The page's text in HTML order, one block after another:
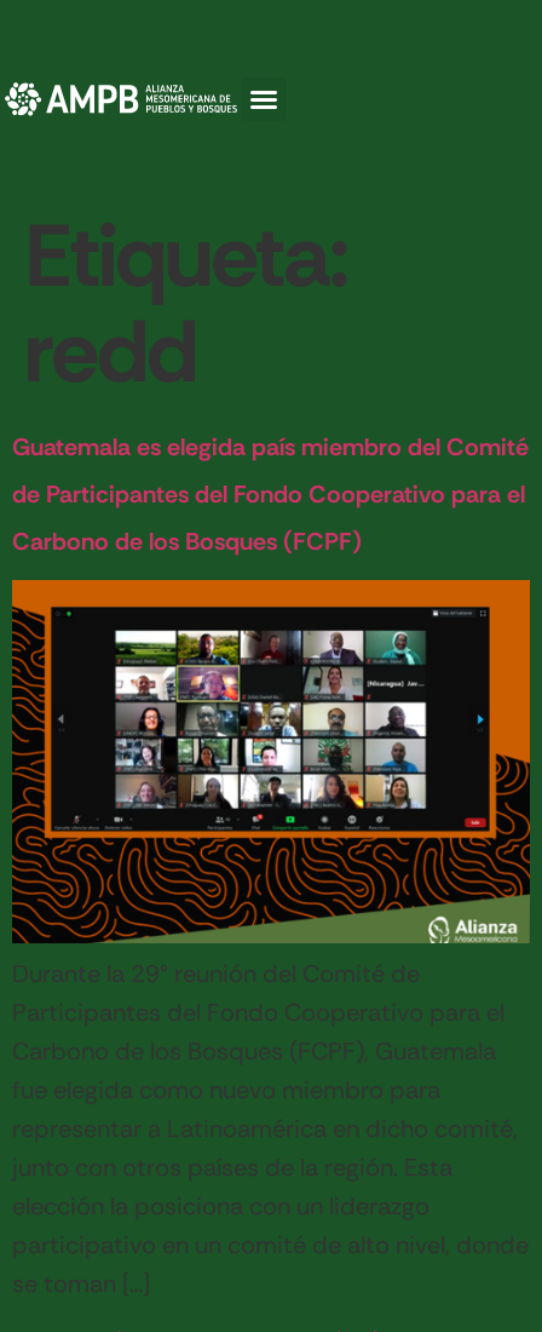
Etiqueta:
redd
Guatemala es elegida país miembro del Comité
de Participantes del Fondo Cooperativo para el
Carbono de los Bosques (FCPF)
Durante la 29° reunión del Comité de
Participantes del Fondo Cooperativo para el
Carbono de los Bosques (FCPF), Guatemala
fue elegida como nuevo miembro para
representar a Latinoamérica en dicho comité,
junto con otros países de la región. Esta
elección la posiciona con un liderazgo
participativo en un comité de alto nivel, donde
se toman […]